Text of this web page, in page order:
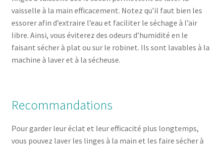
vaisselle à la main efficacement. Notez qu’il faut bien les
essorer afin d’extraire l’eau et faciliter le séchage à l’air
libre. Ainsi, vous éviterez des odeurs d’humidité en le
faisant sécher à plat ou sur le robinet. Ils sont lavables à la
machine à laver et à la sécheuse.
Recommandations
Pour garder leur éclat et leur efficacité plus longtemps,
vous pouvez laver les linges à la main et les faire sécher à